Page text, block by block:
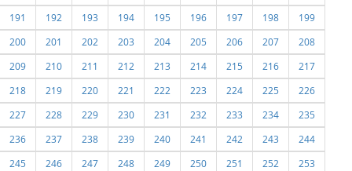
191
192 193 194 195 196 197 198
199
200
201 202 203 204 205 206 207
208
209
210 211 212 213 214 215 216
217
218
219 220 221 222 223 224 225
226
227
228 229 230 231 232 233 234
235
236
237 238 239 240 241 242 243
244
245
246 247 248 249 250 251 252
253